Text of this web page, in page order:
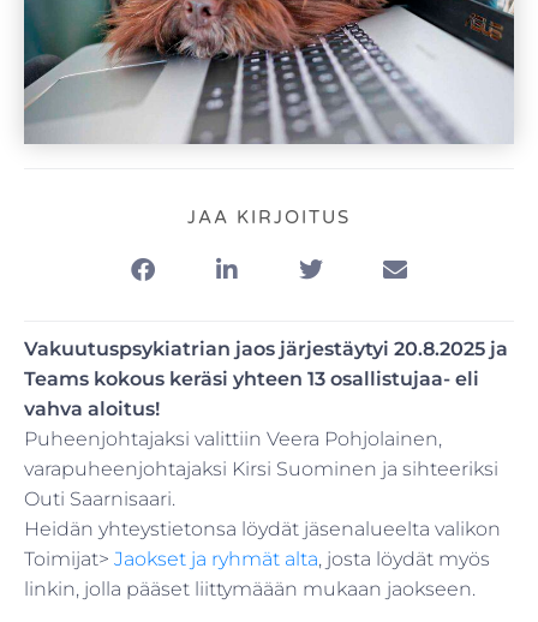
JAA KIRJOITUS
Vakuutuspsykiatrian jaos järjestäytyi 20.8.2025 ja
Teams kokous keräsi yhteen 13 osallistujaa- eli
vahva aloitus!
Puheenjohtajaksi valittiin Veera Pohjolainen,
varapuheenjohtajaksi Kirsi Suominen ja sihteeriksi
Outi Saarnisaari.
Heidän yhteystietonsa löydät jäsenalueelta valikon
Toimijat> Jaokset ja ryhmät alta, josta löydät myös
linkin, jolla pääset liittymäään mukaan jaokseen.